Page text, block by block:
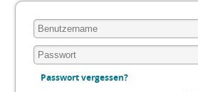
Passwort vergessen?